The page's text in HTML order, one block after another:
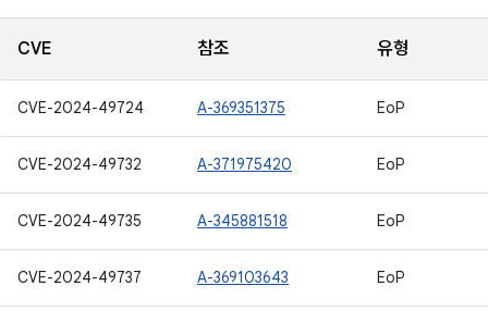
CVE 참조 유형
CVE-2024-49724 A-369351375 EoP
CVE-2024-49732 A-371975420 EoP
CVE-2024-49735 A-345881518 EoP
CVE-2024-49737 A-369103643 EoP